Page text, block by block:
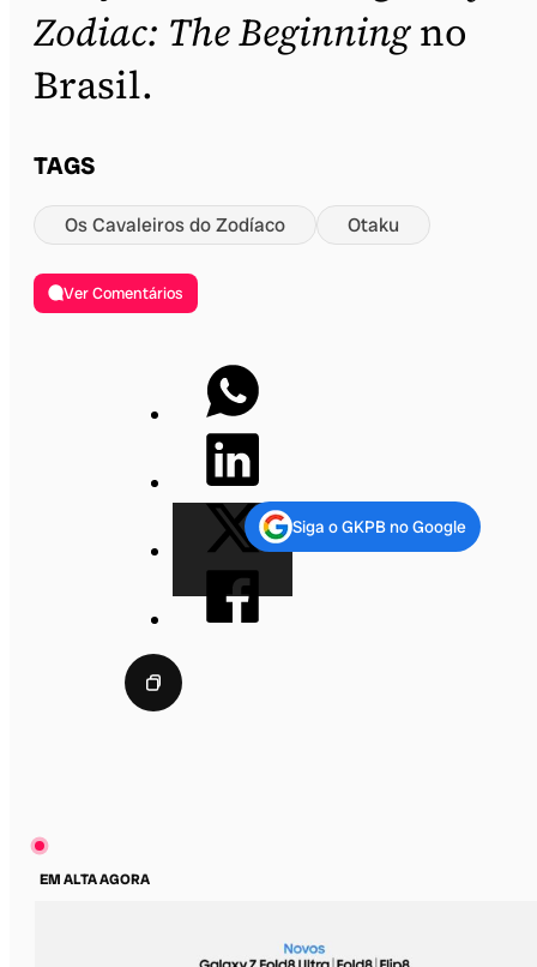
Zodiac: The Beginningno
Brasil.
TAGS
Os Cavaleiros do Zodíaco Otaku
Ver Comentários
Siga o GKPB no Google
EM ALTA AGORA